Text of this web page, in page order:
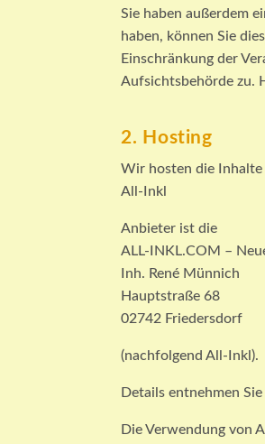
Sie haben außerdem
haben, können Sie
Einschränkung der
Aufsichtsbehörde zu.
2. Hosting
Wir hosten die Inhalte
All-Inkl
Anbieter ist die
ALL-INKL.COM –
Inh. René Münnich
Hauptstraße 68
02742 Friedersdorf
(nachfolgend All-Inkl).
Details entnehmen
Die Verwendung von